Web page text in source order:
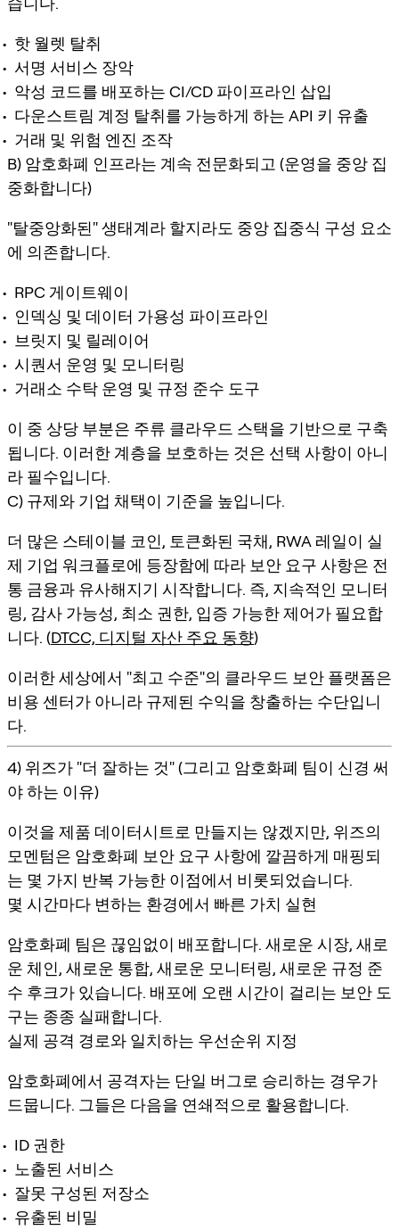
핫 월렛 탈취
서명 서비스 장악
악성 코드를 배포하는 CI/CD 파이프라인 삽입
다운스트림 계정 탈취를 가능하게 하는 API 키 유출
거래 및 위험 엔진 조작
B) 암호화폐 인프라는 계속 전문화되고 (운영을 중앙 집
중화합니다)
"탈중앙화된" 생태계라 할지라도 중앙 집중식 구성 요소
에 의존합니다.
RPC 게이트웨이
인덱싱 및 데이터 가용성 파이프라인
브릿지 및 릴레이어
시퀀서 운영 및 모니터링
거래소 수탁 운영 및 규정 준수 도구
이 중 상당 부분은 주류 클라우드 스택을 기반으로 구축
됩니다. 이러한 계층을 보호하는 것은 선택 사항이 아니
라 필수입니다.
C) 규제와 기업 채택이 기준을 높입니다.
더 많은 스테이블 코인, 토큰화된 국채, RWA 레일이 실
제 기업 워크플로에 등장함에 따라 보안 요구 사항은 전
통 금융과 유사해지기 시작합니다. 즉, 지속적인 모니터
링, 감사 가능성, 최소 권한, 입증 가능한 제어가 필요합
니다. (DTCC, 디지털 자산 주요 동향)
이러한 세상에서 "최고 수준"의 클라우드 보안 플랫폼은
비용 센터가 아니라 규제된 수익을 창출하는 수단입니
다.
4) 위즈가 "더 잘하는 것" (그리고 암호화폐 팀이 신경 써
야 하는 이유)
이것을 제품 데이터시트로 만들지는 않겠지만, 위즈의
모멘텀은 암호화폐 보안 요구 사항에 깔끔하게 매핑되
는 몇 가지 반복 가능한 이점에서 비롯되었습니다.
몇 시간마다 변하는 환경에서 빠른 가치 실현
암호화폐 팀은 끊임없이 배포합니다. 새로운 시장, 새로
운 체인, 새로운 통합, 새로운 모니터링, 새로운 규정 준
수 후크가 있습니다. 배포에 오랜 시간이 걸리는 보안 도
구는 종종 실패합니다.
실제 공격 경로와 일치하는 우선순위 지정
암호화폐에서 공격자는 단일 버그로 승리하는 경우가
드뭅니다. 그들은 다음을 연쇄적으로 활용합니다.
ID 권한
노출된 서비스
잘못 구성된 저장소
유출된 비밀